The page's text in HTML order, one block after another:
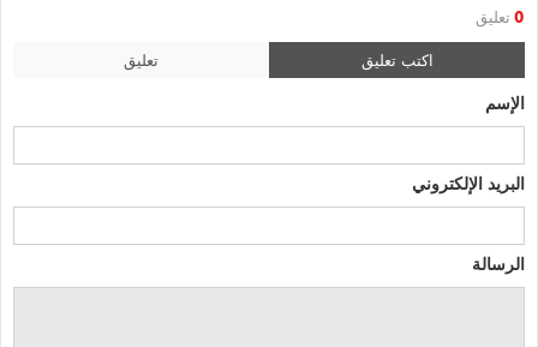
0 تعليق
اكتب تعليق تعليق
الإسم
البريد الإلكتروني
الرسالة